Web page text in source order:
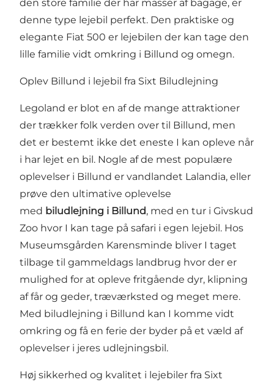
den store familie der har masser af bagage, er
denne type lejebil perfekt. Den praktiske og
elegante Fiat 500 er lejebilen der kan tage den
lille familie vidt omkring i Billund og omegn.
Oplev Billund i lejebil fra Sixt Biludlejning
Legoland er blot en af de mange attraktioner
der trækker folk verden over til Billund, men
det er bestemt ikke det eneste I kan opleve når
i har lejet en bil. Nogle af de mest populære
oplevelser i Billund er vandlandet Lalandia, eller
prøve den ultimative oplevelse
med biludlejning i Billund, med en tur i Givskud
Zoo hvor I kan tage på safari i egen lejebil. Hos
Museumsgården Karensminde bliver I taget
tilbage til gammeldags landbrug hvor der er
mulighed for at opleve fritgående dyr, klipning
af får og geder, træværksted og meget mere.
Med biludlejning i Billund kan I komme vidt
omkring og få en ferie der byder på et væld af
oplevelser i jeres udlejningsbil.
Høj sikkerhed og kvalitet i lejebiler fra Sixt